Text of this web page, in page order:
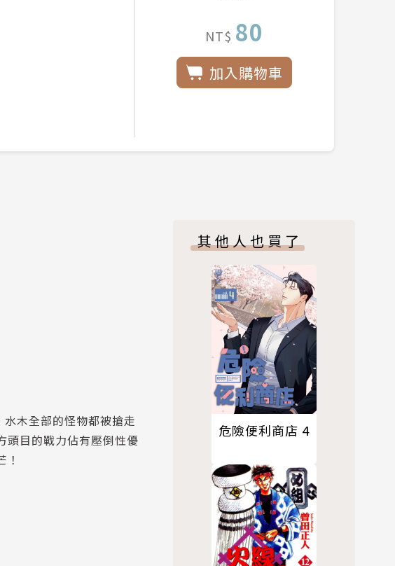
NT$ 80
加入購物車
木全部的怪物都被搶走
頭目的戰力佔有壓倒性優
其他人也買了
危險便利商店 4